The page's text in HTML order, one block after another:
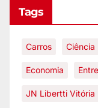
Tags
Carros Ciência
Economia
JN Libertti Vitória